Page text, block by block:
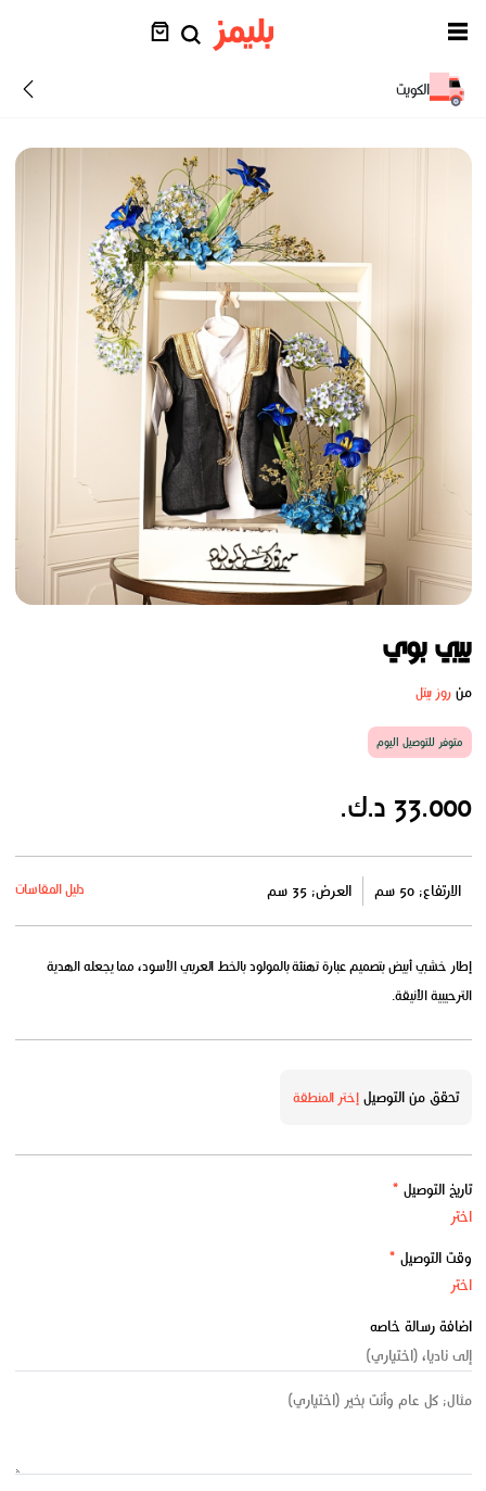
الكويت
بيبي بوي
منروز بيتل
متوفر للتوصيل اليوم
33.000 د.ك.
الارتفاع: 50 سم العرض: 35 سم دليل المقاسات
إطار خشبي أبيض بتصميم عبارة تهنئة بالمولود بالخط العربي الأسود، مما يجعله الهدية
الترحيبية الأنيقة.
تحقق من التوصيلإختر المنطقة
تاريخ التوصيل *
وقت التوصيل *
اضافة رسالة خاصه